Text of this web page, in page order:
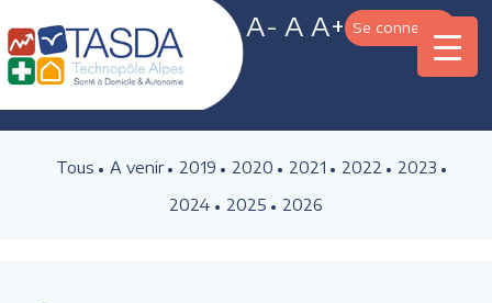
A- A A+ Se connecter
Tous A venir 2019 2020 2021 2022
2023
2024
2025 2026